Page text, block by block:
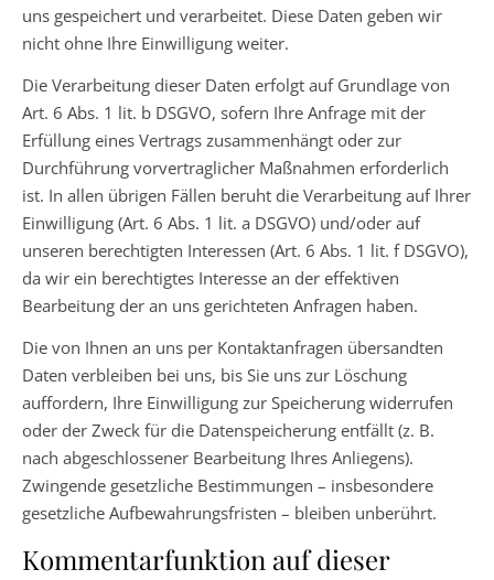
uns gespeichert und verarbeitet. Diese Daten geben wir
nicht ohne Ihre Einwilligung weiter.
Die Verarbeitung dieser Daten erfolgt auf Grundlage von
Art. 6 Abs. 1 lit. b DSGVO, sofern Ihre Anfrage mit der
Erfüllung eines Vertrags zusammenhängt oder zur
Durchführung vorvertraglicher Maßnahmen erforderlich
ist. In allen übrigen Fällen beruht die Verarbeitung auf Ihrer
Einwilligung (Art. 6 Abs. 1 lit. a DSGVO) und/oder auf
unseren berechtigten Interessen (Art. 6 Abs. 1 lit. f DSGVO),
da wir ein berechtigtes Interesse an der effektiven
Bearbeitung der an uns gerichteten Anfragen haben.
Die von Ihnen an uns per Kontaktanfragen übersandten
Daten verbleiben bei uns, bis Sie uns zur Löschung
auffordern, Ihre Einwilligung zur Speicherung widerrufen
oder der Zweck für die Datenspeicherung entfällt (z. B.
nach abgeschlossener Bearbeitung Ihres Anliegens).
Zwingende gesetzliche Bestimmungen – insbesondere
gesetzliche Aufbewahrungsfristen – bleiben unberührt.
Kommentarfunktion auf dieser